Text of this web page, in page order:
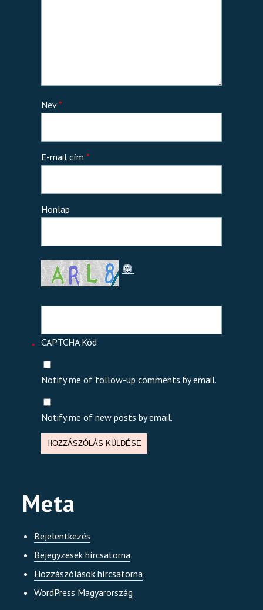
Név*
E-mail cím*
Honlap
CAPTCHA Kód
*
Notify me of follow-up comments by email.
Notify me of new posts by email.
Meta
Bejelentkezés
Bejegyzések hírcsatorna
Hozzászólások hírcsatorna
WordPress Magyarország